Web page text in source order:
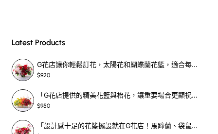
Latest Products
G花店讓你輕鬆訂花，太陽花和蝴蝶蘭花籃，適合每個重要時刻！-SF390
$920
「G花店提供的精美花籃與枱花，讓重要場合更顯祝賀與喜悅，適合各種用場！」-SF398
$950
「設計感十足的花籃擺設就在G花店！馬蹄蘭、袋鼠爪、罌粟花，為你的重大場合增光添彩！」-SF209